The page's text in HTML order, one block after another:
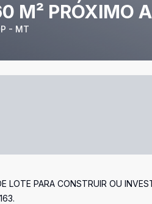
M² PRÓXIMO
- MT
LOTE PARA CONSTRUIR OU